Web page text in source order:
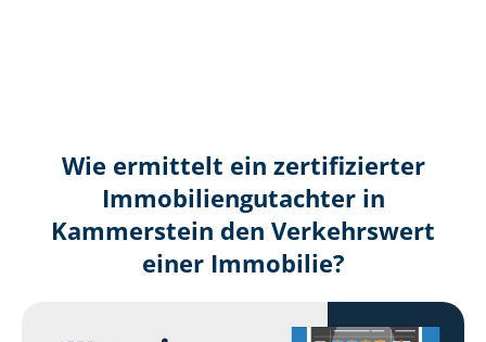
Wie ermittelt ein zertifizierter
Immobilien­gutachter in
Kammerstein den Verkehrswert
einer Immobilie?